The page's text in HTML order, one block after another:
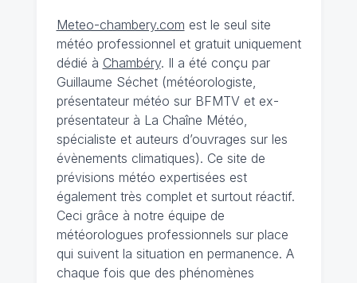
Meteo-chambery.com est le seul site
météo professionnel et gratuit uniquement
dédié à Chambéry. Il a été conçu par
Guillaume Séchet (météorologiste,
présentateur météo sur BFMTV et ex-
présentateur à La Chaîne Météo,
spécialiste et auteurs d’ouvrages sur les
évènements climatiques). Ce site de
prévisions météo expertisées est
également très complet et surtout réactif.
Ceci grâce à notre équipe de
météorologues professionnels sur place
qui suivent la situation en permanence. A
chaque fois que des phénomènes